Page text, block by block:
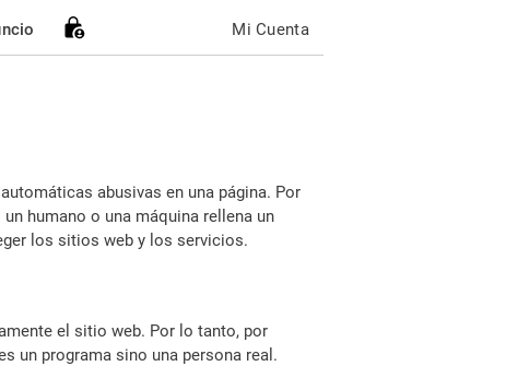
Mi Cuenta
abusivas en una página. Por
humano o una máquina rellena un
los sitios web y los servicios.
el sitio web. Por lo tanto, por
un programa sino una persona real.